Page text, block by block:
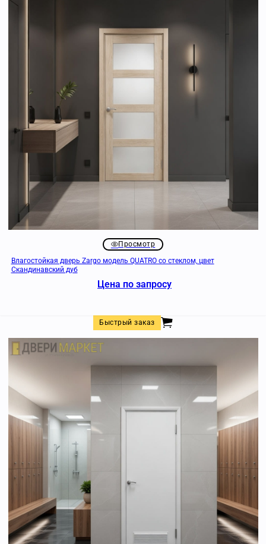
Просмотр
Влагостойкая дверь Zargo модель QUATRO со стеклом, цвет
Скандинавский дуб
Цена по запросу
Быстрый заказ